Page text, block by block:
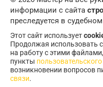
информации с сайта
преследуется в
Этот сайт использует
Продолжая использовать
на работу с этими
пункты
возникновении вопросов
связи.